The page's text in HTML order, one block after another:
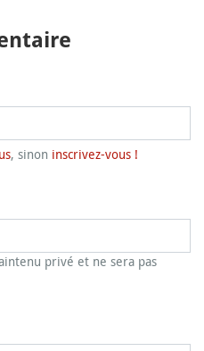
, sinon inscrivez-vous !
privé et ne sera pas